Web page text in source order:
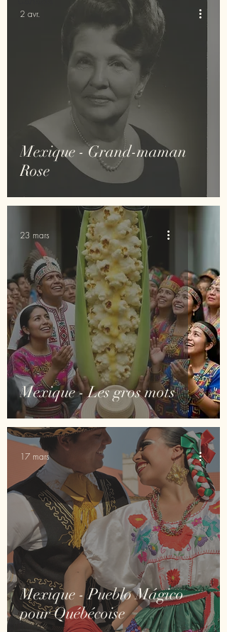
Mexique - Grand-maman
Rose
2 avr.
Mexique - Les gros mots
23 mars
Mexique - Pueblo Mágico
pour Québécoise
17 mars